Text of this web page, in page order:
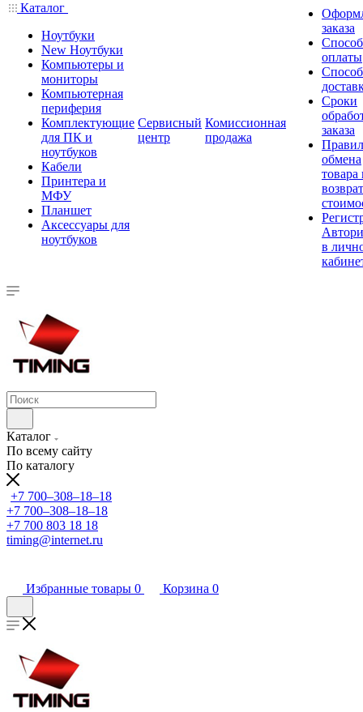
Каталог
Ноутбуки
New Ноутбуки
Компьютеры и
мониторы
Компьютерная
периферия
Комплектующие
для ПК и
ноутбуков
Кабели
Принтера и
МФУ
Планшет
Аксессуары для
ноутбуков
Сервисный
центр
Комиссионная
продажа
заказа
оплаты
Сроки
заказа
обмена
товара
в
Каталог
По всему сайту
По каталогу
+7 700‒308‒18‒18
+7 700‒308‒18‒18
+7 700 803 18 18
timing@internet.ru
Избранные товары 0 Корзина 0